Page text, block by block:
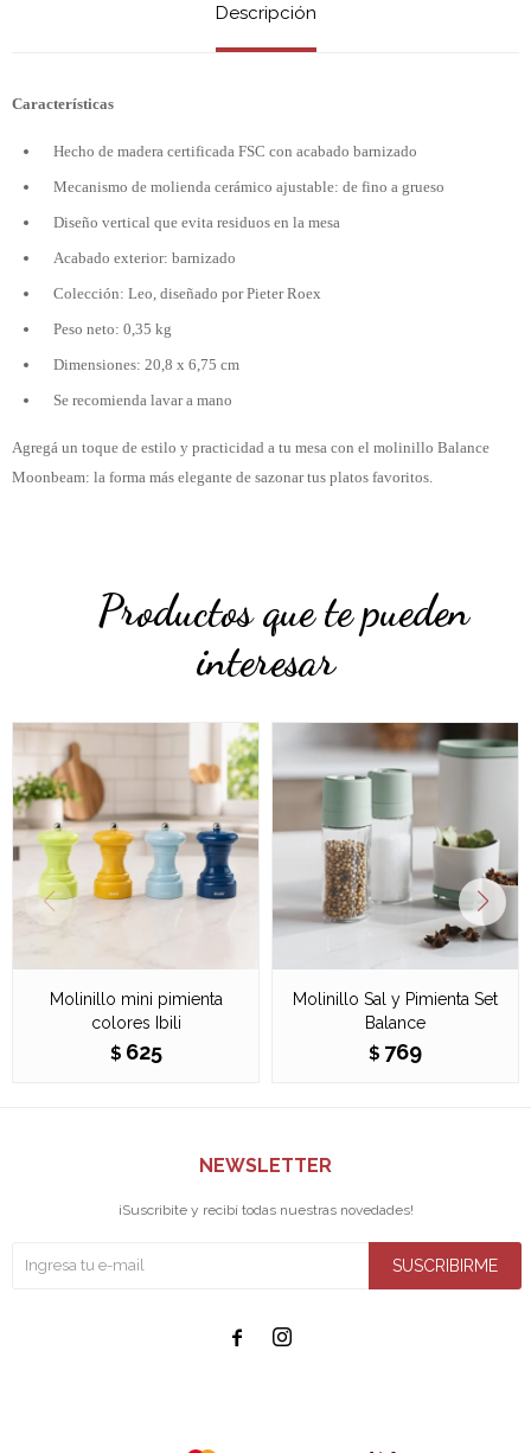
Descripción
Características
Hecho de madera certificada FSC con acabado barnizado
Mecanismo de molienda cerámico ajustable: de fino a grueso
Diseño vertical que evita residuos en la mesa
Acabado exterior: barnizado
Colección: Leo, diseñado por Pieter Roex
Peso neto: 0,35 kg
Dimensiones: 20,8 x 6,75 cm
Se recomienda lavar a mano
Agregá un toque de estilo y practicidad a tu mesa con el molinillo Balance
Moonbeam: la forma más elegante de sazonar tus platos favoritos.
Productos que te pueden
interesar
Molinillo mini pimienta
colores Ibili
$ 625
Molinillo Sal y Pimienta Set
Balance
$ 769
NEWSLETTER
¡Suscribite y recibí todas nuestras novedades!
SUSCRIBIRME
 